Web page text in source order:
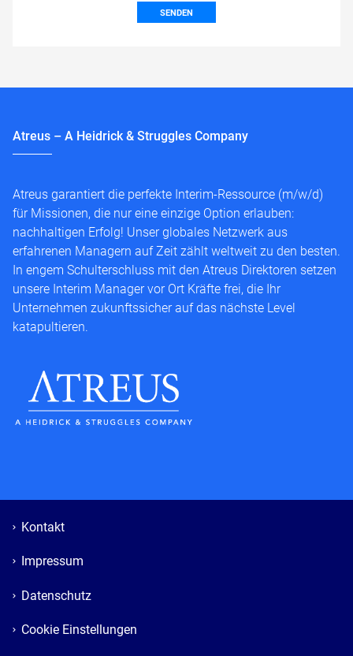
SENDEN
Atreus – A Heidrick & Struggles Company
Atreus garantiert die perfekte Interim-Ressource (m/w/d)
für Missionen, die nur eine einzige Option erlauben:
nachhaltigen Erfolg! Unser globales Netzwerk aus
erfahrenen Managern auf Zeit zählt weltweit zu den besten.
In engem Schulterschluss mit den Atreus Direktoren setzen
unsere Interim Manager vor Ort Kräfte frei, die Ihr
Unternehmen zukunftssicher auf das nächste Level
katapultieren.
Kontakt
Impressum
Datenschutz
Cookie Einstellungen